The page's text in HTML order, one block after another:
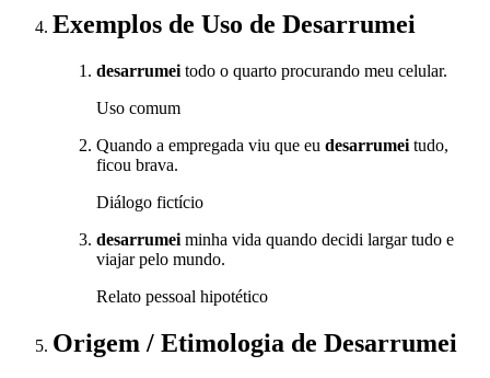
Exemplos de Uso de Desarrumei
desarrumei todo o quarto procurando meu celular.
Uso comum
Quando a empregada viu que eu desarrumei tudo,
ficou brava.
Diálogo fictício
desarrumei minha vida quando decidi largar tudo e
viajar pelo mundo.
Relato pessoal hipotético
Origem / Etimologia de Desarrumei